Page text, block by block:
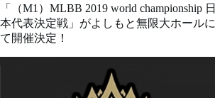
「（M1）MLBB 2019 world championship 日
本代表決定戦」がよしもと無限大ホールに
て開催決定！